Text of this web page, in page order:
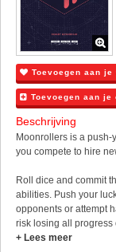
Toevoegen aan
Toevoegen aan
Beschrijving
Moonrollers is a
you compete to hire
Roll dice and commit
abilities. Push your
opponents or attempt
risk losing all progress
+ Lees meer